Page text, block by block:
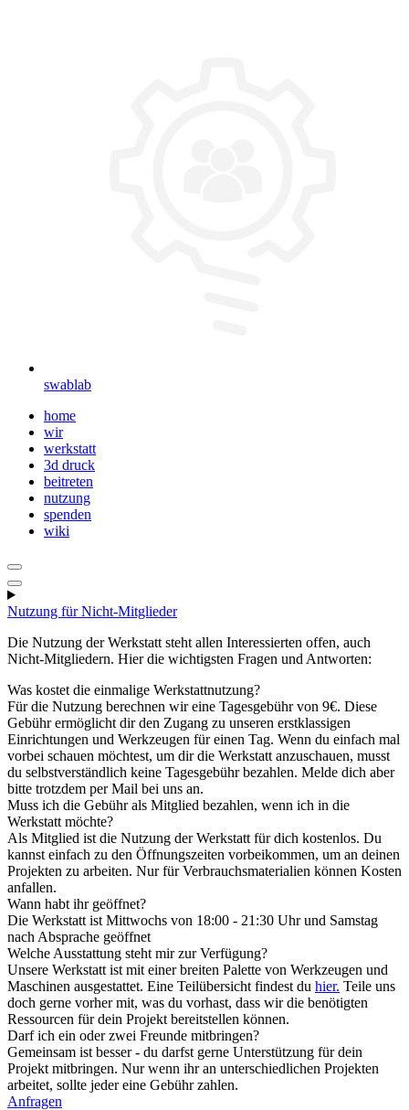
swablab
home
wir
werkstatt
3d druck
beitreten
nutzung
spenden
wiki
Nutzung für Nicht-Mitglieder
Die Nutzung der Werkstatt steht allen Interessierten offen, auch
Nicht-Mitgliedern. Hier die wichtigsten Fragen und Antworten:
Was kostet die einmalige Werkstattnutzung?
Für die Nutzung berechnen wir eine Tagesgebühr von 9€. Diese
Gebühr ermöglicht dir den Zugang zu unseren erstklassigen
Einrichtungen und Werkzeugen für einen Tag. Wenn du einfach mal
vorbei schauen möchtest, um dir die Werkstatt anzuschauen, musst
du selbstverständlich keine Tagesgebühr bezahlen. Melde dich aber
bitte trotzdem per Mail bei uns an.
Muss ich die Gebühr als Mitglied bezahlen, wenn ich in die
Werkstatt möchte?
Als Mitglied ist die Nutzung der Werkstatt für dich kostenlos. Du
kannst einfach zu den Öffnungszeiten vorbeikommen, um an deinen
Projekten zu arbeiten. Nur für Verbrauchsmaterialien können Kosten
anfallen.
Wann habt ihr geöffnet?
Die Werkstatt ist Mittwochs von 18:00 - 21:30 Uhr und Samstag
nach Absprache geöffnet
Welche Ausstattung steht mir zur Verfügung?
Unsere Werkstatt ist mit einer breiten Palette von Werkzeugen und
Maschinen ausgestattet. Eine Teilübersicht findest du hier. Teile uns
doch gerne vorher mit, was du vorhast, dass wir die benötigten
Ressourcen für dein Projekt bereitstellen können.
Darf ich ein oder zwei Freunde mitbringen?
Gemeinsam ist besser - du darfst gerne Unterstützung für dein
Projekt mitbringen. Nur wenn ihr an unterschiedlichen Projekten
arbeitet, sollte jeder eine Gebühr zahlen.
Anfragen